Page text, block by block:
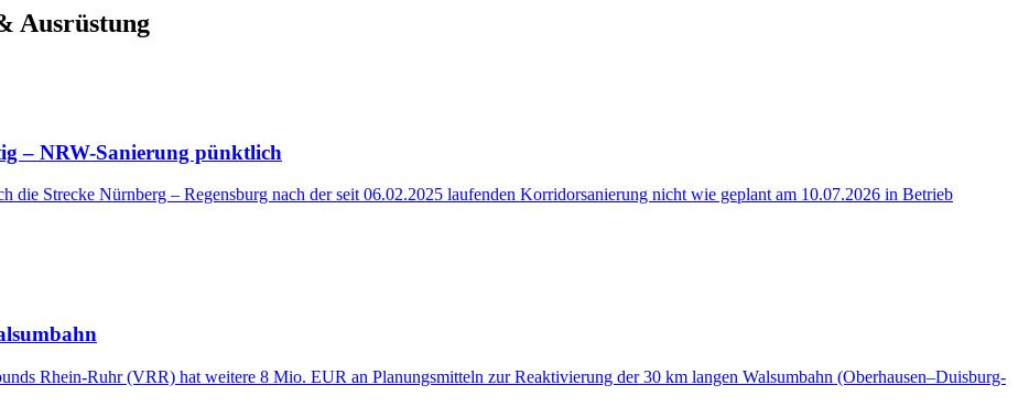
Ausrüstung
– NRW-Sanierung pünktlich
die Strecke Nürnberg – Regensburg nach der seit 06.02.2025 laufenden Korridorsanierung nicht wie geplant am 10.07.2026 in Betrieb
Rhein-Ruhr (VRR) hat weitere 8 Mio. EUR an Planungsmitteln zur Reaktivierung der 30 km langen Walsumbahn (Oberhausen–Duisburg-